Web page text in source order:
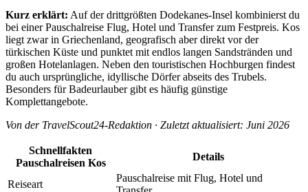
Kurz erklärt: Auf der drittgrößten Dodekanes-Insel kombinierst du
bei einer Pauschalreise Flug, Hotel und Transfer zum Festpreis. Kos
liegt zwar in Griechenland, geografisch aber direkt vor der
türkischen Küste und punktet mit endlos langen Sandstränden und
großen Hotelanlagen. Neben den touristischen Hochburgen findest
du auch ursprüngliche, idyllische Dörfer abseits des Trubels.
Besonders für Badeurlauber gibt es häufig günstige
Komplettangebote.
Von der TravelScout24-Redaktion · Zuletzt aktualisiert: Juni 2026
Schnellfakten
Pauschalreisen Kos
Details
Reiseart
Pauschalreise mit Flug, Hotel und